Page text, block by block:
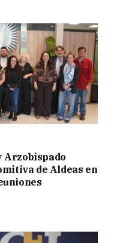
Arzobispado
de Aldeas en